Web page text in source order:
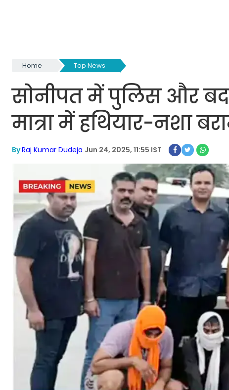
Home Top News
सोनीपत में पुलिस और
मात्रा में हथियार-नशा
ByRaj Kumar Dudeja Jun 24, 2025, 11:55 IST